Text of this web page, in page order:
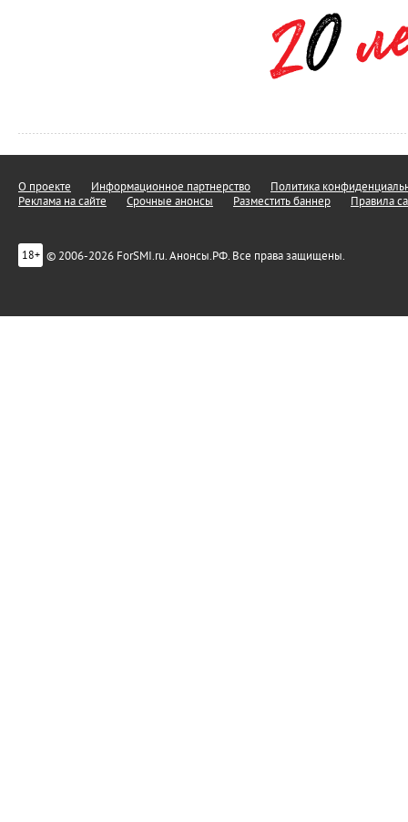
О проекте Информационное партнерство
Политика
Реклама на сайте
Срочные анонсы Разместить баннер Правила
18+ © 2006-2026 ForSMI.ru. Анонсы.РФ. Все права защищены.